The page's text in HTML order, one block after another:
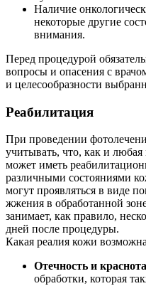
Наличие
некоторые другие
внимания.
Перед процедурой
вопросы и опасения с
и целесообразности
Реабилитация
При проведении
учитывать, что, как и
может иметь
различными состояниями
могут проявляться в виде
жжения в обработанной
занимает, как правило,
дней после процедуры.
Какая реалия кожи
Отечность и краснота
обработки, которая